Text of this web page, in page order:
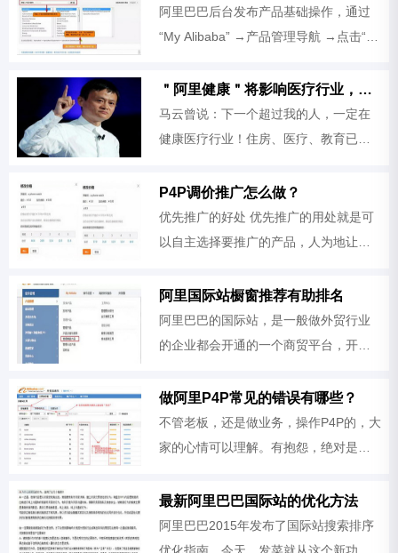
属性及图片完全相同。 2、近似的同
阿里巴巴后台发布产品基础操作，通过
“My Alibaba” →产品管理导航 →点击“管
＂阿里健康＂将影响医疗行业，看病不用排队了！
马云曾说：下一个超过我的人，一定在
健康医疗行业！住房、医疗、教育已经
车到山前必有路，如今大热的互联网有
望为我们移山开辟道路，比如就其中的
P4P调价推广怎么做？
优先推广的好处 优先推广的用处就是可
以自主选择要推广的产品，人为地让对
匹配的关键词不一定是真正准确的，或
者准确，但不是我们想推的，所以这
阿里国际站橱窗推荐有助排名
阿里巴巴的国际站，是一般做外贸行业
的企业都会开通的一个商贸平台，开通
名，那么这个二级域名就是你的外贸站
点了，其作用也相当于一个网站了。那
么
做阿里P4P常见的错误有哪些？
不管老板，还是做业务，操作P4P的，大
家的心情可以理解。有抱怨，绝对是好
作呢？
最新阿里巴巴国际站的优化方法
阿里巴巴2015年发布了国际站搜索排序